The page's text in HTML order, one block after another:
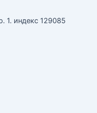
1. индекс 129085